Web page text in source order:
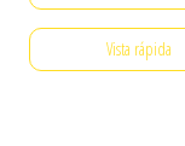
Vista rápida